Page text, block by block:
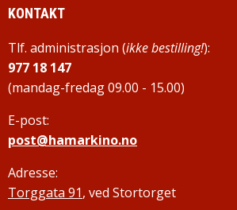
KONTAKT
Tlf. administrasjon (ikke bestilling!):
977 18 147
(mandag-fredag 09.00 - 15.00)
E-post:
post@hamarkino.no
Adresse:
Torggata 91, ved Stortorget